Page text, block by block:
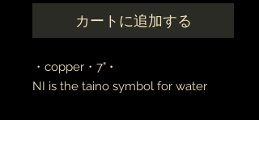
カートに追加する
・copper・7" •
NI is the taino symbol for water